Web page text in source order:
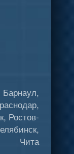
Ростов-
Чита